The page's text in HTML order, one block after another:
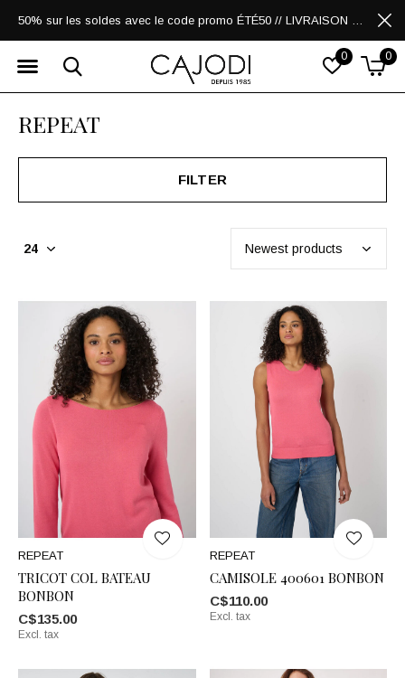
0 0
50% sur les soldes avec le code promo ÉTÉ50 // LIVRAISON GRATUITE POUR LES ACHATS DE 250$ ET PLUS
REPEAT
FILTER
REPEAT
TRICOT COL BATEAU
BONBON
C$135.00
Excl. tax
REPEAT
CAMISOLE 400601 BONBON
C$110.00
Excl. tax